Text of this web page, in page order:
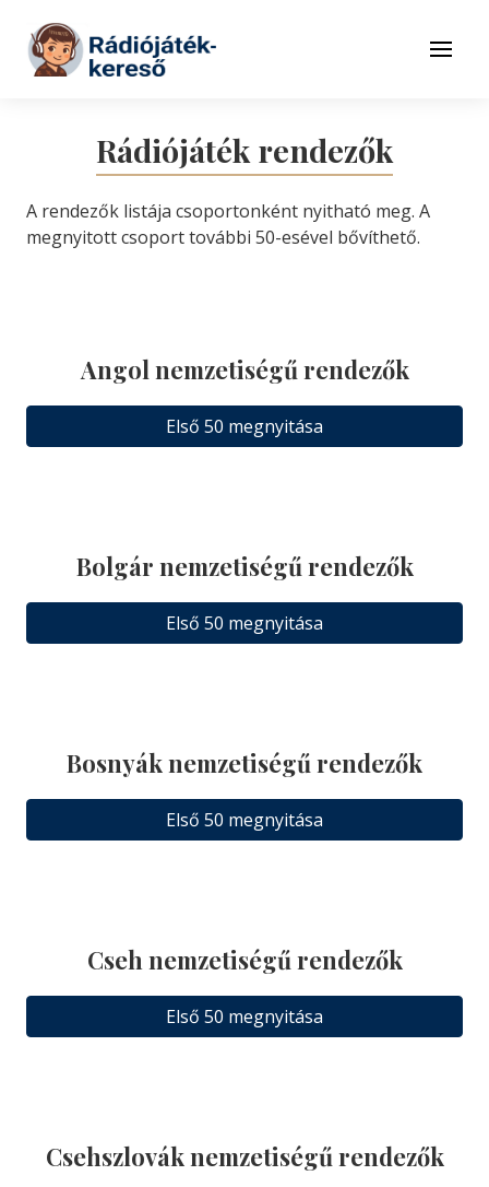
Tovább a tartalomhoz
Menü
Rádiójáték rendezők
A rendezők listája csoportonként nyitható meg. A
megnyitott csoport további 50-esével bővíthető.
Angol nemzetiségű rendezők
Első 50 megnyitása
Bolgár nemzetiségű rendezők
Első 50 megnyitása
Bosnyák nemzetiségű rendezők
Első 50 megnyitása
Cseh nemzetiségű rendezők
Első 50 megnyitása
Csehszlovák nemzetiségű rendezők